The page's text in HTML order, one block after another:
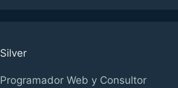
Silver
Programador Web y Consultor